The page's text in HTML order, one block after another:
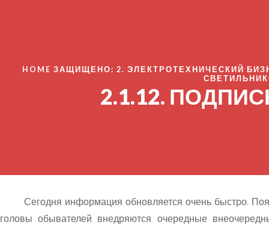
HOME ЗАЩИЩЕНО: 2. ЭЛЕКТРОТЕХНИЧЕСКИЙ
2.1.12.
Сегодня информация обновляется очень быстро.
головы обывателей внедряются очередные